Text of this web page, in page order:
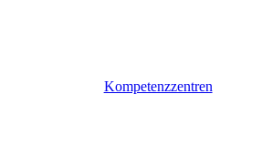
Kompetenzzentren